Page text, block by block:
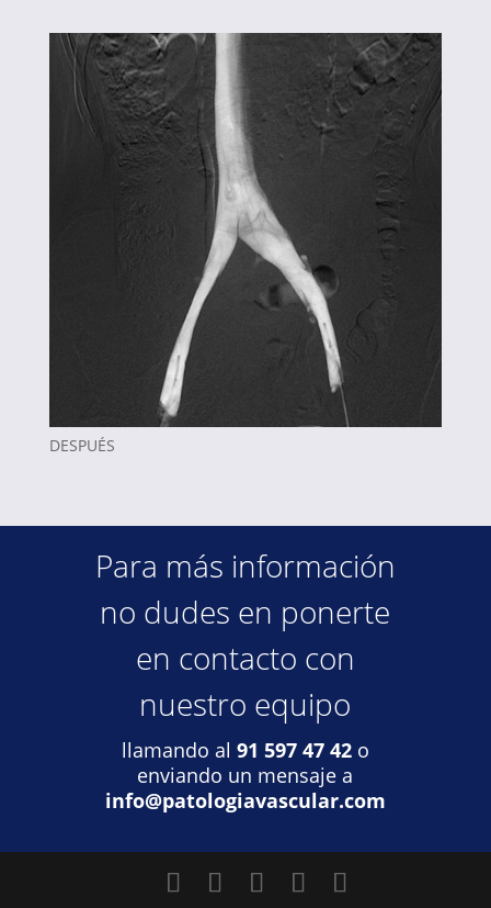
DESPUÉS
Para más información
no dudes en ponerte
en contacto con
nuestro equipo
llamando al 91 597 47 42o
enviando un mensaje a
info@patologiavascular.com